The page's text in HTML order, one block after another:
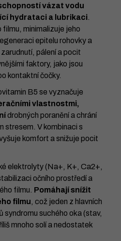
vázat vodu
hydrataci a lubrikaci.
minimalizuje jeho
epitelu rohovky a
pálení a pocit
faktory, jako jsou
kontaktní čočky.
B5 se vyznačuje
vlastnostmi,
drobných poranění a chrání
stresem. V kombinaci s
komfort a snižuje pocit
elektrolyty (Na+, K+, Ca2+,
očního prostředí a
filmu. Pomáhají snížit
filmu, což jeden z hlavních
syndromu suchého oka (stav,
mnoho solí a nedostatek